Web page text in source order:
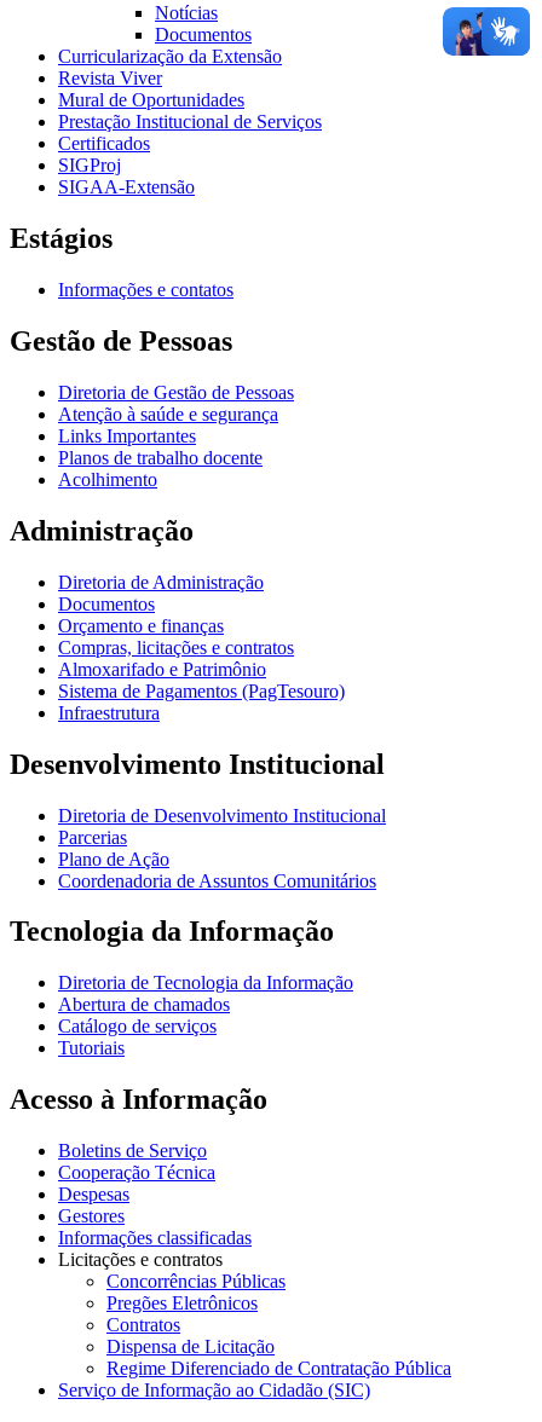
Notícias
Documentos
Curricularização da Extensão
Revista Viver
Mural de Oportunidades
Prestação Institucional de Serviços
Certificados
SIGProj
SIGAA-Extensão
Estágios
Informações e contatos
Gestão de Pessoas
Diretoria de Gestão de Pessoas
Atenção à saúde e segurança
Links Importantes
Planos de trabalho docente
Acolhimento
Administração
Diretoria de Administração
Documentos
Orçamento e finanças
Compras, licitações e contratos
Almoxarifado e Patrimônio
Sistema de Pagamentos (PagTesouro)
Infraestrutura
Desenvolvimento Institucional
Diretoria de Desenvolvimento Institucional
Parcerias
Plano de Ação
Coordenadoria de Assuntos Comunitários
Tecnologia da Informação
Diretoria de Tecnologia da Informação
Abertura de chamados
Catálogo de serviços
Tutoriais
Acesso à Informação
Boletins de Serviço
Cooperação Técnica
Despesas
Gestores
Informações classificadas
Licitações e contratos
Concorrências Públicas
Pregões Eletrônicos
Contratos
Dispensa de Licitação
Regime Diferenciado de Contratação Pública
Serviço de Informação ao Cidadão (SIC)